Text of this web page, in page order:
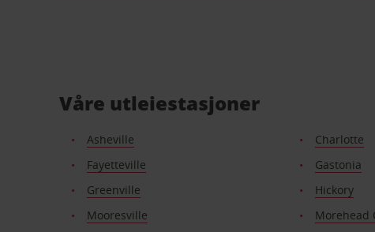
Våre utleiestasjoner
Asheville Charlotte
Fayetteville
Gastonia
Greenville
Hickory
Mooresville
Morehead